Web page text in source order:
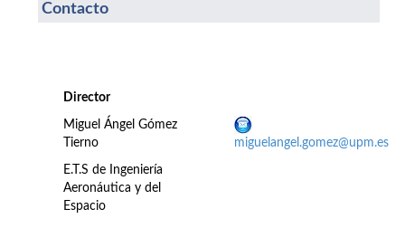
Contacto
Director
Miguel Ángel Gómez
Tierno
E.T.S de Ingeniería
Aeronáutica y del
Espacio
miguelangel.gomez@upm.es